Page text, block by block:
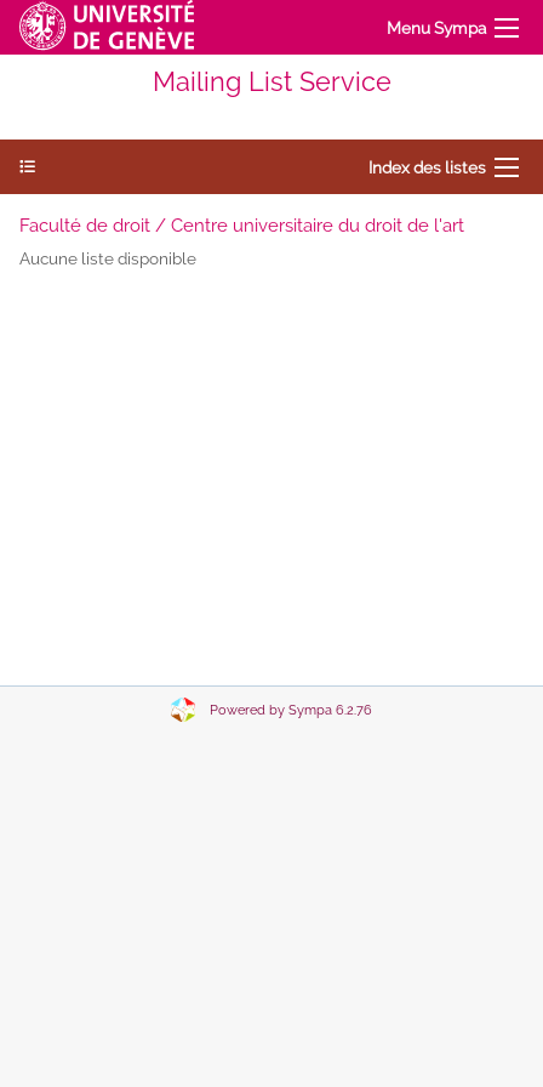
Menu Sympa
Mailing List Service
Index des listes
Faculté de droit / Centre universitaire du droit de l'art
Aucune liste disponible
Powered by Sympa 6.2.76